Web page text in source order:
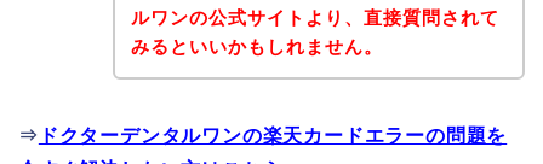
ルワンの公式サイトより、直接質問されて
みるといいかもしれません。
⇒ ドクターデンタルワンの楽天カードエラーの問題を